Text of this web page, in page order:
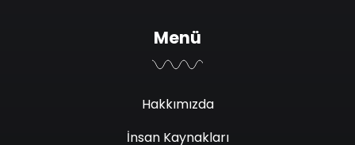
Menü
Hakkımızda
İnsan Kaynakları